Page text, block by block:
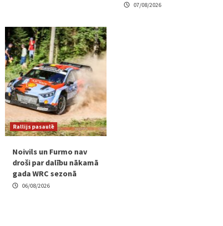
07/08/2026
Rallijs pasaulē
Noivils un Furmo nav
droši par dalību nākamā
gada WRC sezonā
06/08/2026